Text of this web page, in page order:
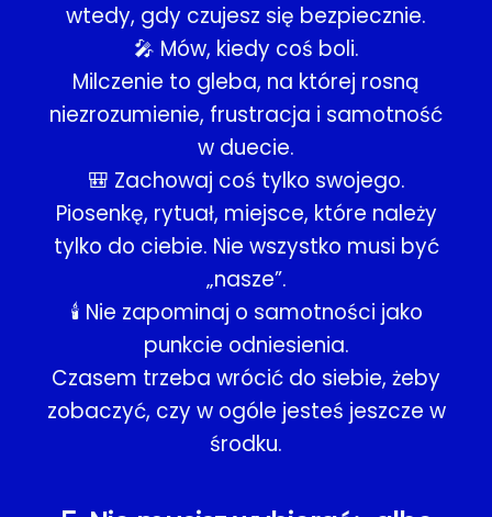
wtedy, gdy czujesz się bezpiecznie.
🎤 Mów, kiedy coś boli.
Milczenie to gleba, na której rosną
niezrozumienie, frustracja i samotność
w duecie.
🎒 Zachowaj coś tylko swojego.
Piosenkę, rytuał, miejsce, które należy
tylko do ciebie. Nie wszystko musi być
„nasze”.
🕯 Nie zapominaj o samotności jako
punkcie odniesienia.
Czasem trzeba wrócić do siebie, żeby
zobaczyć, czy w ogóle jesteś jeszcze w
środku.